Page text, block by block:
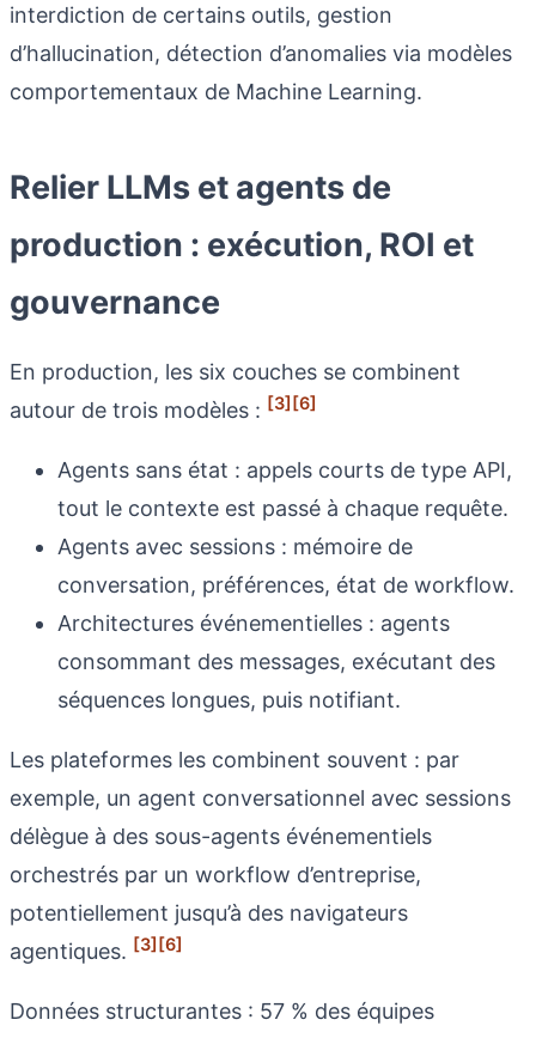
interdiction de certains outils, gestion
d’hallucination, détection d’anomalies via modèles
comportementaux de Machine Learning.
Relier LLMs et agents de
production : exécution, ROI et
gouvernance
En production, les six couches se combinent
autour de trois modèles : [3][6]
Agents sans état : appels courts de type API,
tout le contexte est passé à chaque requête.
Agents avec sessions : mémoire de
conversation, préférences, état de workflow.
Architectures événementielles : agents
consommant des messages, exécutant des
séquences longues, puis notifiant.
Les plateformes les combinent souvent : par
exemple, un agent conversationnel avec sessions
délègue à des sous-agents événementiels
orchestrés par un workflow d’entreprise,
potentiellement jusqu’à des navigateurs
agentiques. [3][6]
Données structurantes : 57 % des équipes